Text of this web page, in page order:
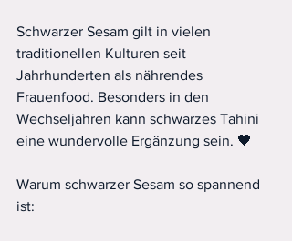
Schwarzer Sesam gilt in vielen
traditionellen Kulturen seit
Jahrhunderten als nährendes
Frauenfood. Besonders in den
Wechseljahren kann schwarzes Tahini
eine wundervolle Ergänzung sein. 🖤
Warum schwarzer Sesam so spannend
ist: